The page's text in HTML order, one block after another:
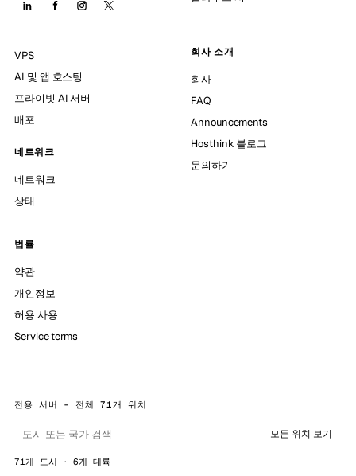
VPS
AI 및 앱 호스팅
프라이빗 AI 서버
배포
네트워크
네트워크
상태
회사 소개
회사
FAQ
Announcements
Hosthink 블로그
문의하기
법률
약관
개인정보
허용 사용
Service terms
전용 서버 - 전체 71개 위치
모든 위치 보기
71개 도시 · 6개 대륙